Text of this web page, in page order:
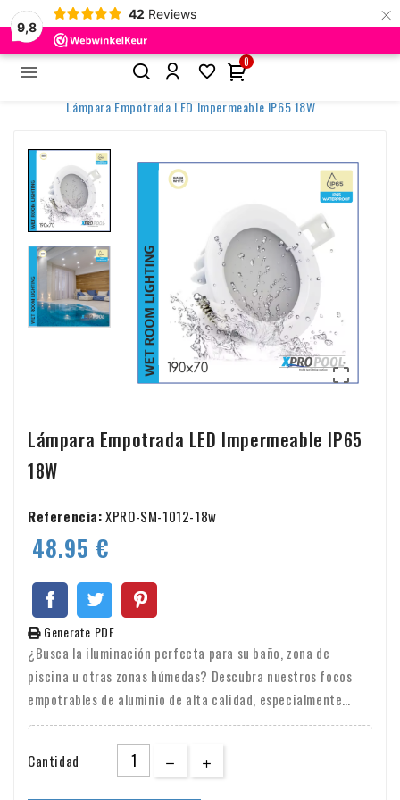
9,8
42 Reviews ×
 
0
Outdoor y LED
Iluminación de la zona de la piscina
Lámpara Empotrada LED Impermeable IP65 18W

Lámpara Empotrada LED Impermeable IP65
18W
Referencia:XPRO-SM-1012-18w
48.95 €
Generate PDF
¿Busca la iluminación perfecta para su baño, zona de
piscina u otras zonas húmedas? Descubra nuestros focos
empotrables de aluminio de alta calidad, especialmente
diseñados para iluminar cualquier habitación de forma
segura y atractiva. Estos focos empotrables no sólo están
fabricados en aluminio duradero, sino que también ofrecen
Cantidad